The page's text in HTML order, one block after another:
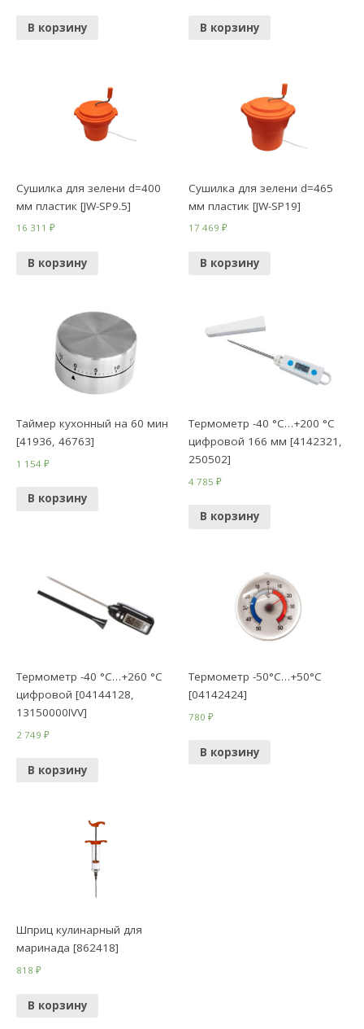
В корзину В корзину
Сушилка для зелени d=400
мм пластик [JW-SP9.5]
16 311₽
В корзину
Сушилка для зелени d=465
мм пластик [JW-SP19]
17 469₽
В корзину
Таймер кухонный на 60 мин
[41936, 46763]
1 154₽
В корзину
Термометр -40 °C…+200 °C
цифровой 166 мм [4142321,
250502]
4 785₽
В корзину
Термометр -40 °C…+260 °C
цифровой [04144128,
13150000IVV]
2 749₽
В корзину
Термометр -50°C…+50°C
[04142424]
780₽
В корзину
Шприц кулинарный для
маринада [862418]
818₽
В корзину